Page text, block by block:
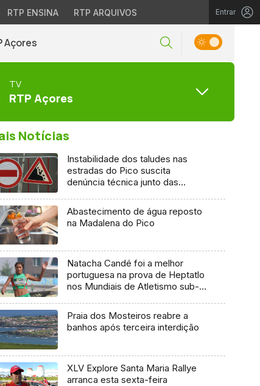
RTP ENSINA RTP ARQUIVOS Entrar
Açores
TV
RTP Açores
Notícias
Instabilidade dos taludes nas
estradas do Pico suscita
denúncia técnica junto das
Abastecimento de água reposto
na Madalena do Pico
Natacha Candé foi a melhor
portuguesa na prova de Heptatlo
nos Mundiais de Atletismo sub-
Praia dos Mosteiros reabre a
banhos após terceira interdição
XLV Explore Santa Maria Rallye
arranca esta sexta-feira